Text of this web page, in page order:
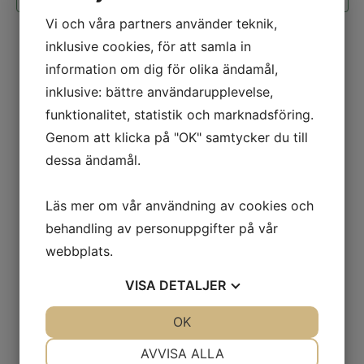
Adress
Söderköpings Ryttarsällskap
Liljerumsvägen
614 33 Söderköping
Vi och våra partners använder teknik,
inklusive cookies, för att samla in
information om dig för olika ändamål,
inklusive: bättre användarupplevelse,
funktionalitet, statistik och marknadsföring.
Genom att klicka på "OK" samtycker du till
dessa ändamål.
Läs mer om vår användning av cookies och
behandling av personuppgifter på vår
webbplats.
VISA DETALJER
AVVISA ALLA
OK